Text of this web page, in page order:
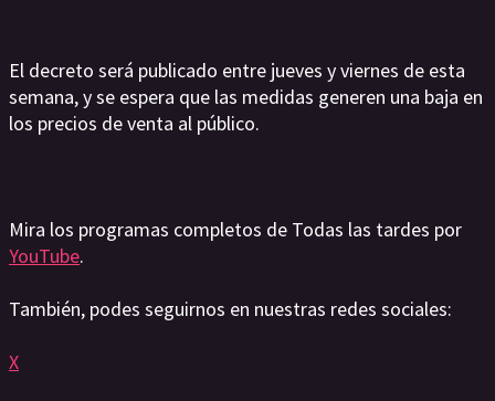
El decreto será publicado entre jueves y viernes de esta
semana, y se espera que las medidas generen una baja en
los precios de venta al público.
Mira los programas completos de Todas las tardes por
YouTube.
También, podes seguirnos en nuestras redes sociales:
X